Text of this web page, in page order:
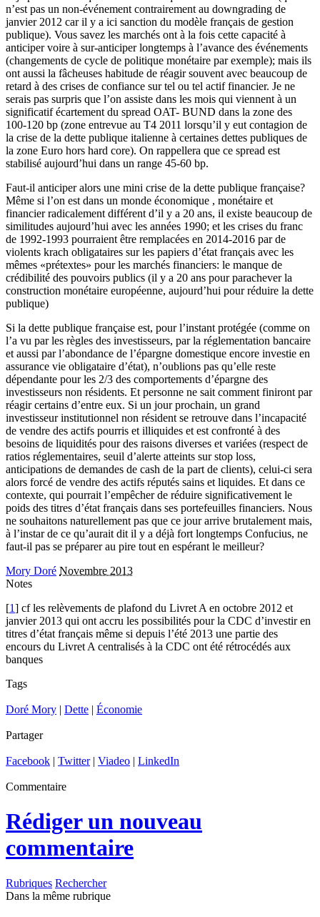
n’est pas un non-événement contrairement au downgrading de
janvier 2012 car il y a ici sanction du modèle français de gestion
publique). Vous savez les marchés ont à la fois cette capacité à
anticiper voire à sur-anticiper longtemps à l’avance des événements
(changements de cycle de politique monétaire par exemple); mais ils
ont aussi la fâcheuses habitude de réagir souvent avec beaucoup de
retard à des crises de confiance sur tel ou tel actif financier. Je ne
serais pas surpris que l’on assiste dans les mois qui viennent à un
significatif écartement du spread OAT- BUND dans la zone des
100-120 bp (zone entrevue au T4 2011 lorsqu’il y eut contagion de
la crise de la dette publique italienne à certaines dettes publiques de
la zone Euro hors hard core). On rappellera que ce spread est
stabilisé aujourd’hui dans un range 45-60 bp.
Faut-il anticiper alors une mini crise de la dette publique française?
Même si l’on est dans un monde économique , monétaire et
financier radicalement différent d’il y a 20 ans, il existe beaucoup de
similitudes aujourd’hui avec les années 1990; et les crises du franc
de 1992-1993 pourraient être remplacées en 2014-2016 par de
violents krach obligataires sur les papiers d’état français avec les
mêmes «prétextes» pour les marchés financiers: le manque de
crédibilité des pouvoirs publics (il y a 20 ans pour parachever la
construction monétaire européenne, aujourd’hui pour réduire la dette
publique)
Si la dette publique française est, pour l’instant protégée (comme on
l’a vu par les règles des investisseurs, par la réglementation bancaire
et aussi par l’abondance de l’épargne domestique encore investie en
assurance vie obligataire d’état), n’oublions pas qu’elle reste
dépendante pour les 2/3 des comportements d’épargne des
investisseurs non résidents. Et personne ne sait comment finiront par
réagir certains d’entre eux. Si un jour prochain, un grand
investisseur institutionnel non résident se retrouve dans l’incapacité
de vendre des actifs pourris et illiquides et est confronté à des
besoins de liquidités pour des raisons diverses et variées (respect de
ratios réglementaires, seuil d’alerte atteints sur stop loss,
anticipations de demandes de cash de la part de clients), celui-ci sera
alors forcé de vendre des actifs réputés sains et liquides. Et dans ce
contexte, qui pourrait l’empêcher de réduire significativement le
poids des titres d’état français dans ses portefeuilles financiers. Nous
ne souhaitons naturellement pas que ce jour arrive brutalement mais,
à l’instar de ce qu’aurait dit il y a déjà fort longtemps Confucius, ne
faut-il pas se préparer au pire tout en espérant le meilleur?
Mory Doré Novembre 2013
Notes
[1] cf les relèvements de plafond du Livret A en octobre 2012 et
janvier 2013 qui ont accru les possibilités pour la CDC d’investir en
titres d’état français même si depuis l’été 2013 une partie des
encours du Livret A centralisés à la CDC ont été rétrocédés aux
banques
Tags
Doré Mory | Dette | Économie
Partager
Facebook | Twitter| Viadeo | LinkedIn
Commentaire
Rédiger un nouveau
commentaire
Rubriques Rechercher
Dans la même rubrique